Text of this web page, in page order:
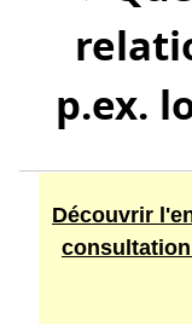
p.ex.
Découvrir